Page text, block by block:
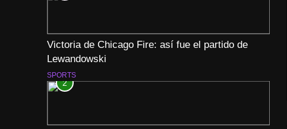
Victoria de Chicago Fire: así fue el partido de
Lewandowski
SPORTS
2